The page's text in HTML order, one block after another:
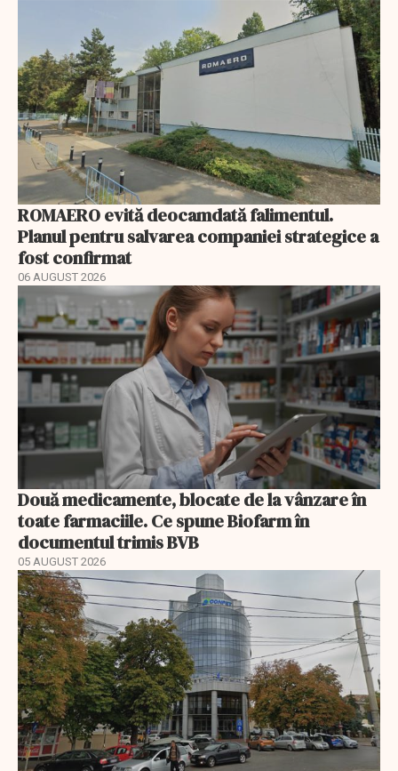
ROMAERO evită deocamdată falimentul.
Planul pentru salvarea companiei strategice a
fost confirmat
06 AUGUST 2026
Două medicamente, blocate de la vânzare în
toate farmaciile. Ce spune Biofarm în
documentul trimis BVB
05 AUGUST 2026